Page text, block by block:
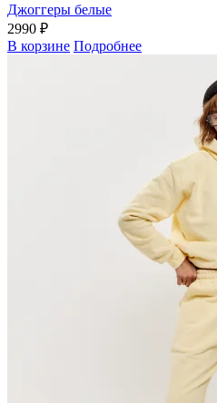
Джоггеры белые
2990 ₽
В корзине Подробнее